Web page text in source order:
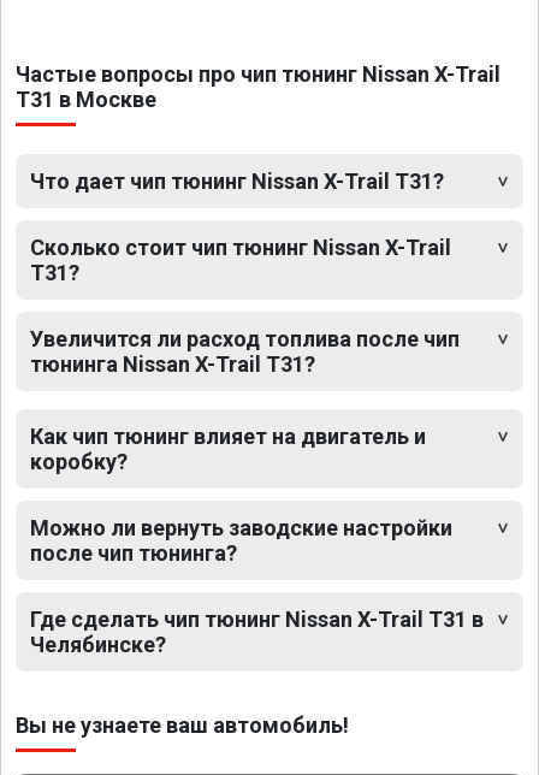
Частые вопросы про чип тюнинг Nissan X-Trail
T31 в Москве
Что дает чип тюнинг Nissan X-Trail T31?
Сколько стоит чип тюнинг Nissan X-Trail
T31?
Увеличится ли расход топлива после чип
тюнинга Nissan X-Trail T31?
Как чип тюнинг влияет на двигатель и
коробку?
Можно ли вернуть заводские настройки
после чип тюнинга?
Где сделать чип тюнинг Nissan X-Trail T31 в
Челябинске?
Вы не узнаете ваш автомобиль!